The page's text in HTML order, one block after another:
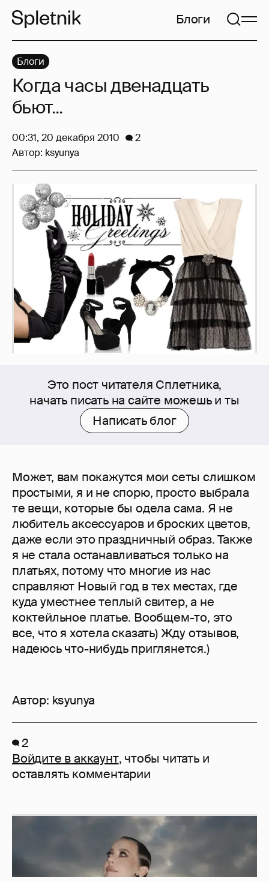
Блоги
Это пост читателя Сплетника,
начать писать на сайте можешь и ты
Написать блог
Может, вам покажутся мои сеты слишком
простыми, я и не спорю, просто выбрала
те вещи, которые бы одела сама. Я не
любитель аксессуаров и броских цветов,
даже если это праздничный образ. Также
я не стала останавливаться только на
платьях, потому что многие из нас
справляют Новый год в тех местах, где
куда уместнее теплый свитер, а не
коктейльное платье. Вообщем-то, это
все, что я хотела сказать) Жду отзывов,
надеюсь что-нибудь приглянется.)
Автор: ksyunya
Блоги
Когда часы двенадцать
бьют...
00:31, 20 декабря 2010
2
Автор: ksyunya
2
Войдите в аккаунт, чтобы читать и
оставлять комментарии